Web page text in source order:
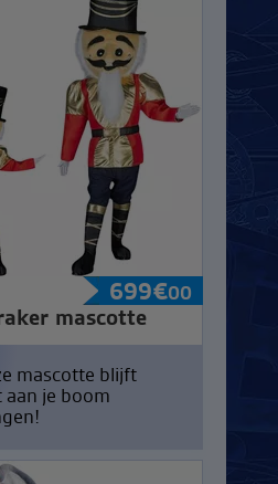
699€00
mascotte
mascotte blijft
aan je boom